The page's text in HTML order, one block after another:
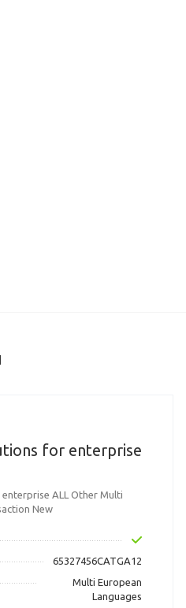
for enterprise
ALL Other Multi
New
65327456CATGA12
Multi European
Languages